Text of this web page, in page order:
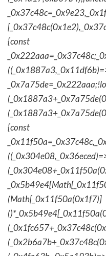
{const
{const
(Math[_0x11f50a(0x1f7)]